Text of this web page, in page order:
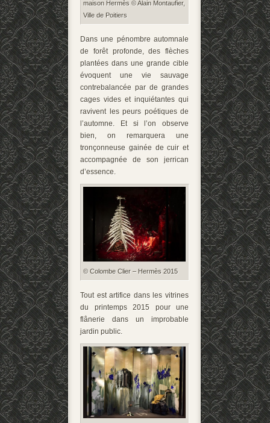
maison Hermès © Alain Montaufier,
Ville de Poitiers
Dans une pénombre automnale
de forêt profonde, des flèches
plantées dans une grande cible
évoquent une vie sauvage
contrebalancée par de grandes
cages vides et inquiétantes qui
ravivent les peurs poétiques de
l’automne. Et si l’on observe
bien, on remarquera une
tronçonneuse gainée de cuir et
accompagnée de son jerrican
d’essence.
© Colombe Clier – Hermès 2015
Tout est artifice dans les vitrines
du printemps 2015 pour une
flânerie dans un improbable
jardin public.